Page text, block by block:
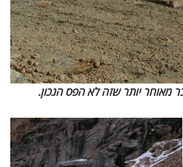
יותר שזה לא הפס הנכון.